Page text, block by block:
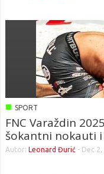
■ SPORT
FNC Varaždin
šokantni nokauti
Autor: Leonard Đurić - Dec 2,